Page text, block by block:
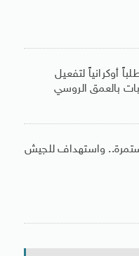
أوكرانياً لتفعيل
بالعمق الروسي
واستهداف للجيش